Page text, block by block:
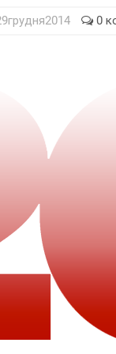
грудня 2014 0